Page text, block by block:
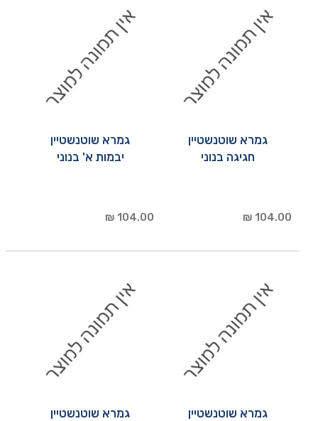
גמרא שוטנשטיין
חגיגה בנוני
104.00 ₪
גמרא שוטנשטיין
יבמות א' בנוני
104.00 ₪
גמרא שוטנשטיין
גמרא שוטנשטיין